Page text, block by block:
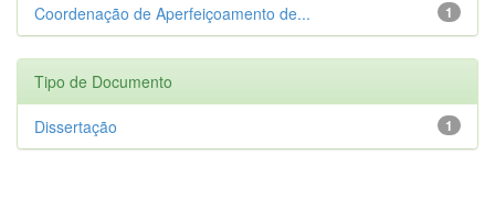
1
Coordenação de Aperfeiçoamento de...
Tipo de Documento
1
Dissertação